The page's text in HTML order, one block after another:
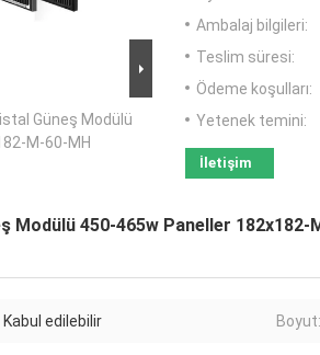
Güneş Modülü
M-60-MH
Ambalaj bilgileri:
Teslim süresi:
Ödeme koşulları:
Yetenek temini:
İletişim
Modülü 450-465w Paneller 182x182-
Kabul edilebilir Boyut: